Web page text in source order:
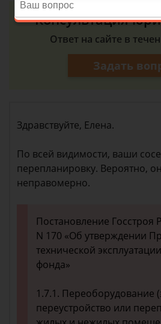
Консультация
Ответ на сайте в
Задать
Здравствуйте, Елена.
По всей видимости, ваши
перепланировку. Вероятно,
неправомерно.
Постановление Госстроя
N 170 «Об утверждении
технической
фонда»
1.7.1. Переоборудование
переустройство или